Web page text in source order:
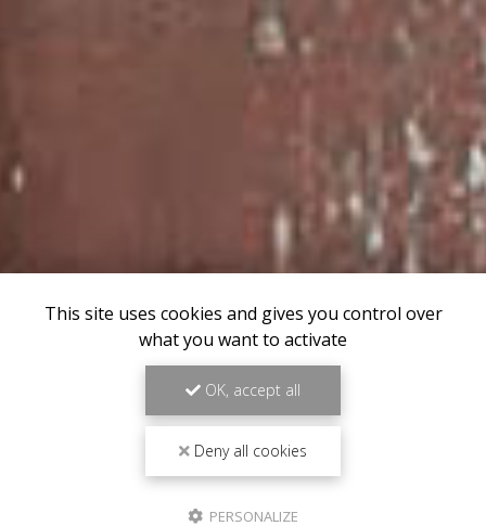
This site uses cookies and gives you control over
what you want to activate
OK, accept all
Deny all cookies
PERSONALIZE